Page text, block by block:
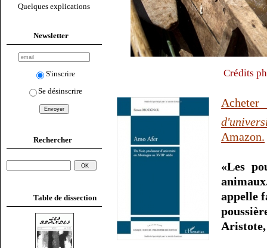
Quelques explications
Newsletter
S'inscrire
Se désinscrire
Rechercher
Table de dissection
Crédits
Amazon.
«Les
appelle